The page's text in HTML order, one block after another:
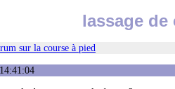
lassage de
sur la course à pied